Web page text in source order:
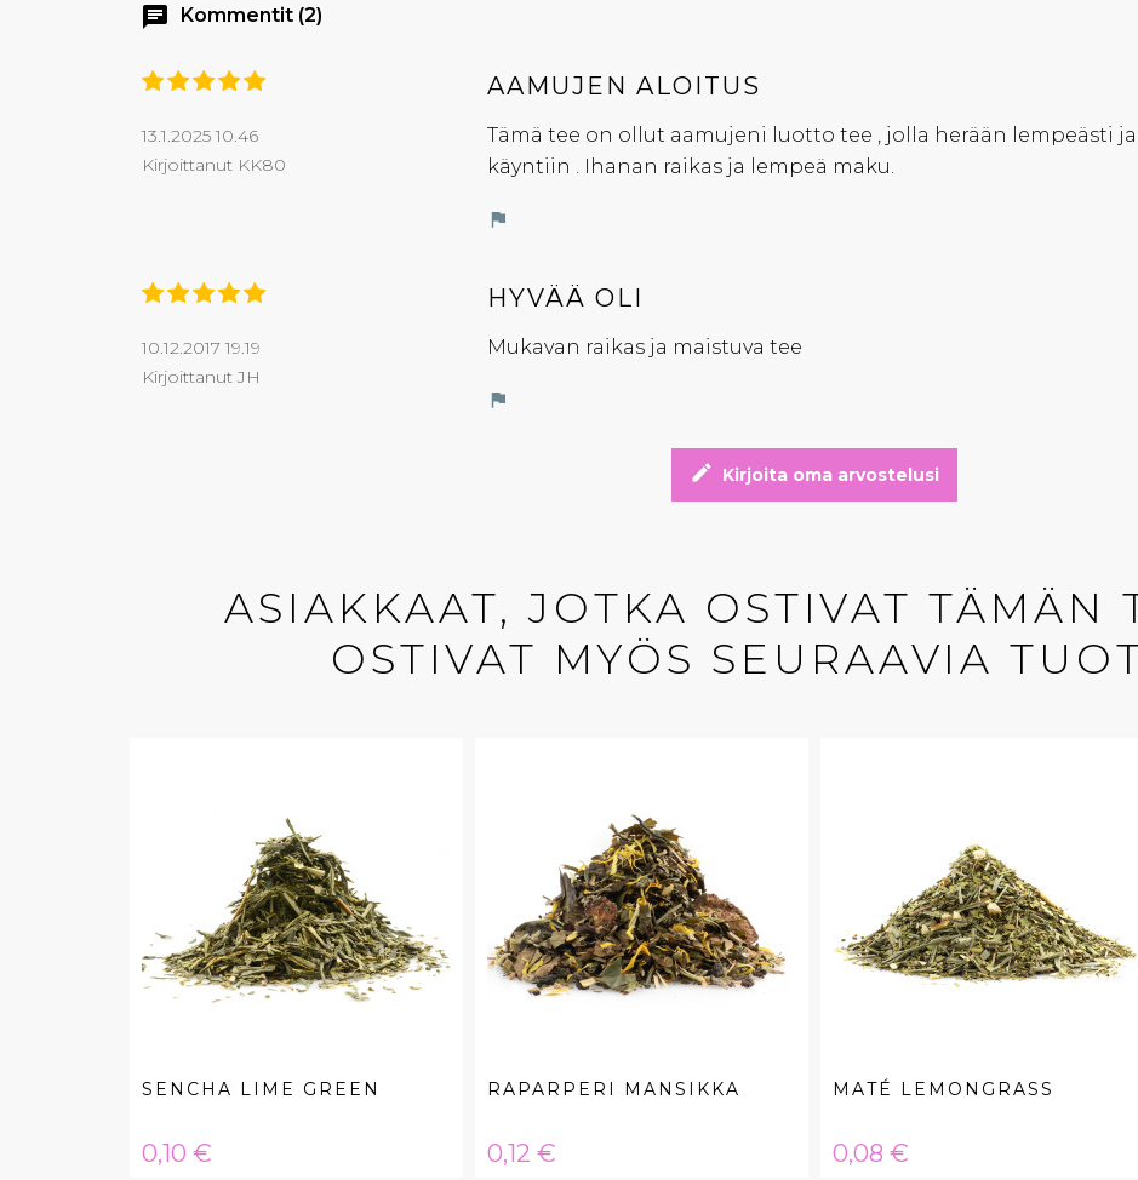
chat Kommentit (2)
13.1.2025 10.46
Kirjoittanut KK80
AAMUJEN ALOITUS
Tämä tee on ollut aamujeni luotto tee , jolla herään lempeästi ja
käyntiin . Ihanan raikas ja lempeä maku.
flag
10.12.2017 19.19
Kirjoittanut JH
HYVÄÄ OLI
Mukavan raikas ja maistuva tee
flag
edit Kirjoita oma arvostelusi
ASIAKKAAT, JOTKA OSTIVAT TÄMÄN
OSTIVAT MYÖS SEURAAVIA
SENCHA LIME GREEN
Hinta
0,10 €
RAPARPERI MANSIKKA
Hinta
0,12 €
MATÉ LEMONGRASS
Hinta
0,08 €